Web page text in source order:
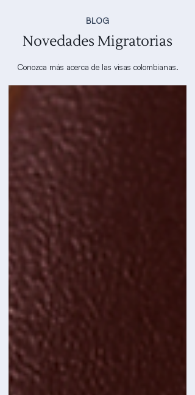
BLOG
Novedades Migratorias
Conozca más acerca de las visas colombianas.